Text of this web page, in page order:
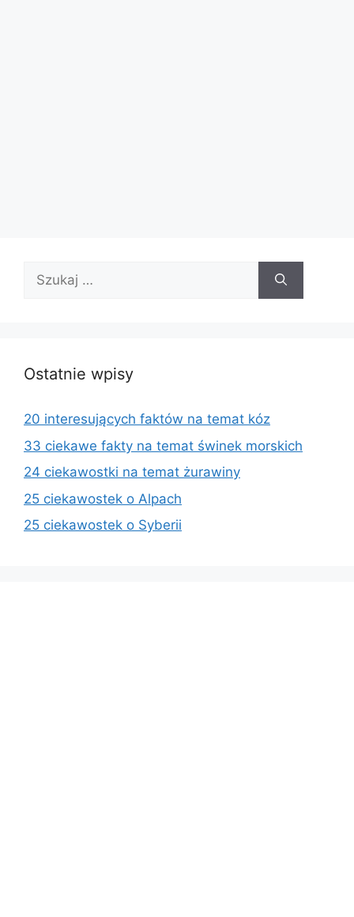
Szukaj:
Ostatnie wpisy
20 interesujących faktów na temat kóz
33 ciekawe fakty na temat świnek morskich
24 ciekawostki na temat żurawiny
25 ciekawostek o Alpach
25 ciekawostek o Syberii